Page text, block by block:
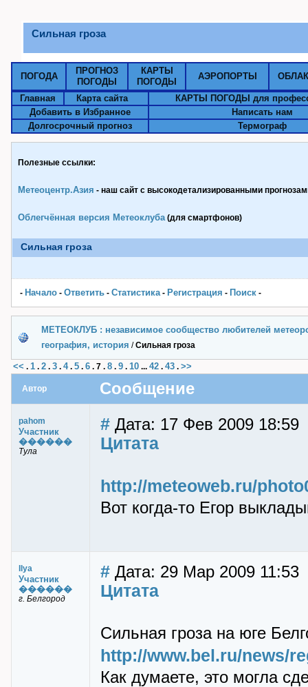
Сильная гроза
ПОГОДА
ПРОГНОЗ
ПОГОДЫ
КАРТЫ
ПОГОДЫ
АЭРОПОРТЫ
Главная Карта сайта
КАРТЫ ПОГОДЫ для
Добавить в Избранное
Написать нам
Долгосрочный прогноз
Термограф
Полезные ссылки:
Метеоцентр.Азия - наш сайт с высокодетализированными
Облегчённая версия Метеоклуба(для смартфонов)
Сильная гроза
- Начало - Ответить - Статистика- Pегистрация - Поиск -
МЕТЕОКЛУБ : независимое сообщество любителей
география, история /Сильная гроза
<< . 1 . 2 . 3 . 4. 5 . 6 . 7 . 8 . 9 . 10 ... 42 . 43 . >>
Автор Сообщение
pahom
Участник
������
Тула
# Дата: 17 Фев 2009 18:59
Цитата
http://meteoweb.ru/
Вот когда-то Егор
Ilya
Участник
������
г. Белгород
# Дата: 29 Мар 2009 11:53
Цитата
Сильная гроза на юге
http://www.bel.ru/news/
Как думаете, это могла